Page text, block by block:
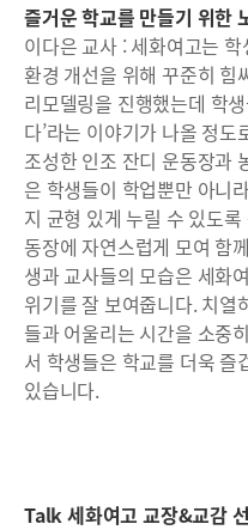
즐거운 학교를 만들기 위한
이다은 교사 : 세화여고는
환경 개선을 위해 꾸준히 힘
리모델링을 진행했는데 학
다’라는 이야기가 나올 정
조성한 인조 잔디 운동장과
은 학생들이 학업뿐만 아니
지 균형 있게 누릴 수 있도
동장에 자연스럽게 모여 함
생과 교사들의 모습은 세화
위기를 잘 보여줍니다. 치열
들과 어울리는 시간을 소중
서 학생들은 학교를 더욱 즐
있습니다.
Talk 세화여고 교장&교감